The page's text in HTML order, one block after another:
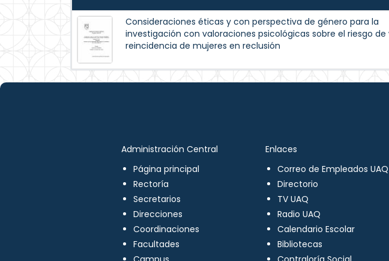
Consideraciones éticas y con perspectiva de género para la
investigación con valoraciones psicológicas sobre el riesgo de
reincidencia de mujeres en reclusión
Administración Central
Página principal
Rectoría
Secretarios
Direcciones
Coordinaciones
Facultades
Enlaces
Correo de Empleados UAQ
Directorio
TV UAQ
Radio UAQ
Calendario Escolar
Bibliotecas